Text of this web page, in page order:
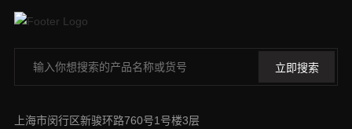
上海市闵行区新骏环路760号1号楼3层